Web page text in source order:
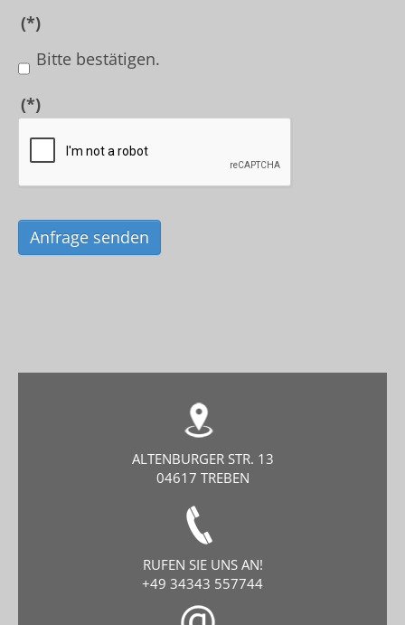
(*)
Bitte bestätigen.
(*)
Anfrage senden
ALTENBURGER STR. 13
04617 TREBEN
RUFEN SIE UNS AN!
+49 34343 557744